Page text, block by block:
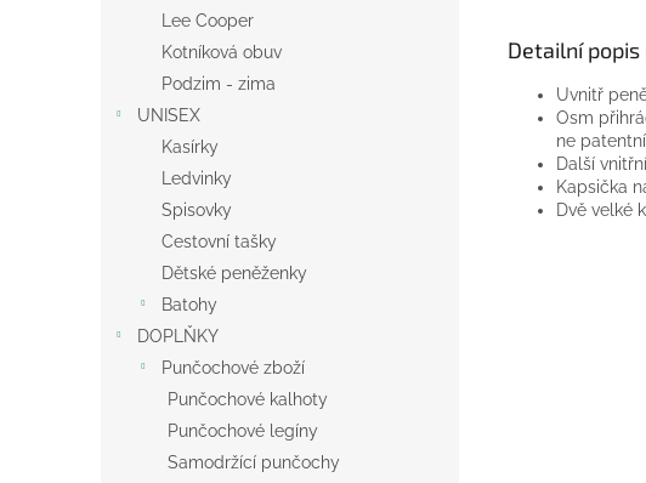
Lee Cooper
Kotníková obuv
Podzim - zima
UNISEX
Kasírky
Ledvinky
Spisovky
Cestovní tašky
Dětské peněženky
Batohy
DOPLŇKY
Punčochové zboží
Punčochové kalhoty
Punčochové legíny
Samodržící punčochy
Detailní
Uvnitř
Osm
ne
Další
Kapsička
Dvě velké